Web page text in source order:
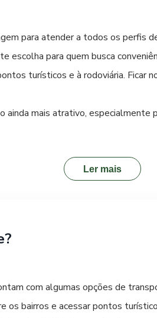
para atender a todos os perfis
escolha para quem busca
turísticos e à rodoviária. Ficar
mais atrativo, especialmente
Ler mais
com algumas opções de
os bairros e acessar pontos